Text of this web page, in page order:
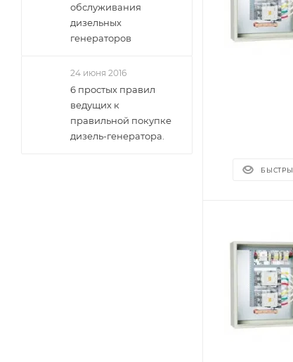
обслуживания
дизельных
генераторов
24 июня 2016
6 простых правил
ведущих к
правильной покупке
дизель-генератора.